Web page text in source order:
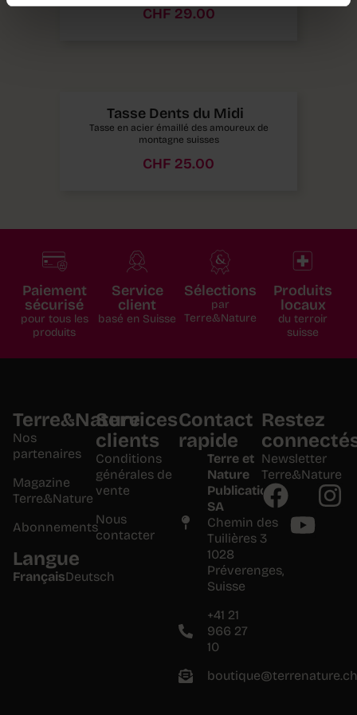
CHF 29.00
Tasse Dents du Midi
Tasse en acier émaillé des amoureux de
montagne suisses
CHF 25.00
Paiement
sécurisé
pour tous les
produits
Service
client
basé en Suisse
Sélections
par
Terre&Nature
Produits
locaux
du terroir
suisse
Terre&Nature
Nos
partenaires
Magazine
Terre&Nature
Abonnements
Langue
FrançaisDeutsch
Services
clients
Conditions
générales de
vente
Nous
contacter
Contact
rapide
Terre et
Nature
Publications
SA
Chemin des
Tuilières 3
1028
Préverenges,
Suisse
+41 21
966 27
10
boutique@terrenature.ch
Restez
Newsletter
Terre&Nature